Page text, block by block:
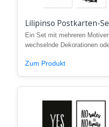
Lilipinso Postkarten-
Ein Set mit mehreren
wechselnde Dekorationen
Zum Produkt